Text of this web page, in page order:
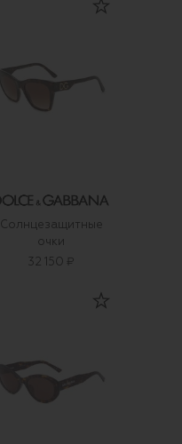
Солнцезащитные
очки
32 150 ₽